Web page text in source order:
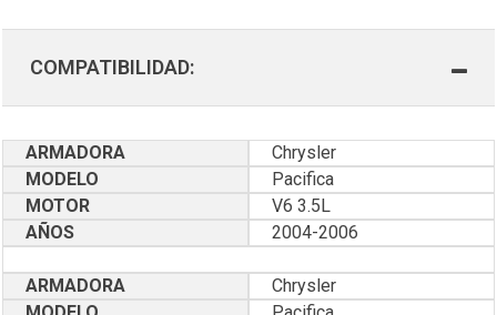
COMPATIBILIDAD:
ARMADORA
Chrysler
MODELO
Pacifica
MOTOR
V6 3.5L
AÑOS
2004-2006
ARMADORA
Chrysler